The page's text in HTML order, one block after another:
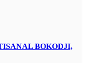
BOKODJI,